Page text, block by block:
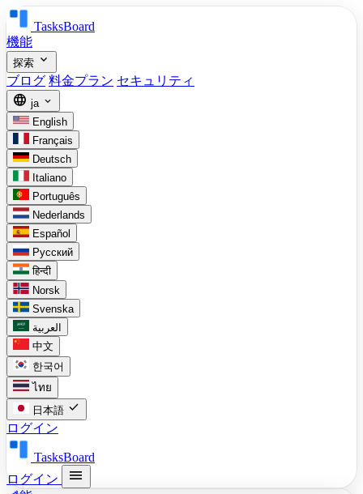
TasksBoard
機能
探索 expand_more
ブログ 料金プラン セキュリティ
language ja expand_more
English
Français
Deutsch
Italiano
Português
Nederlands
Español
Русский
हिन्दी
Norsk
Svenska
العربية
中文
한국어
ไทย
日本語 check
ログイン
TasksBoard
ログイン
menu